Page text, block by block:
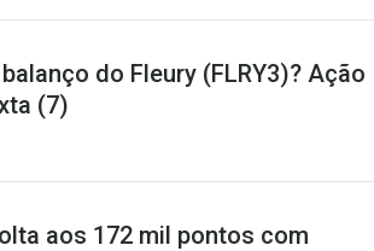
do Fleury (FLRY3)? Ação
(7)
aos 172 mil pontos com